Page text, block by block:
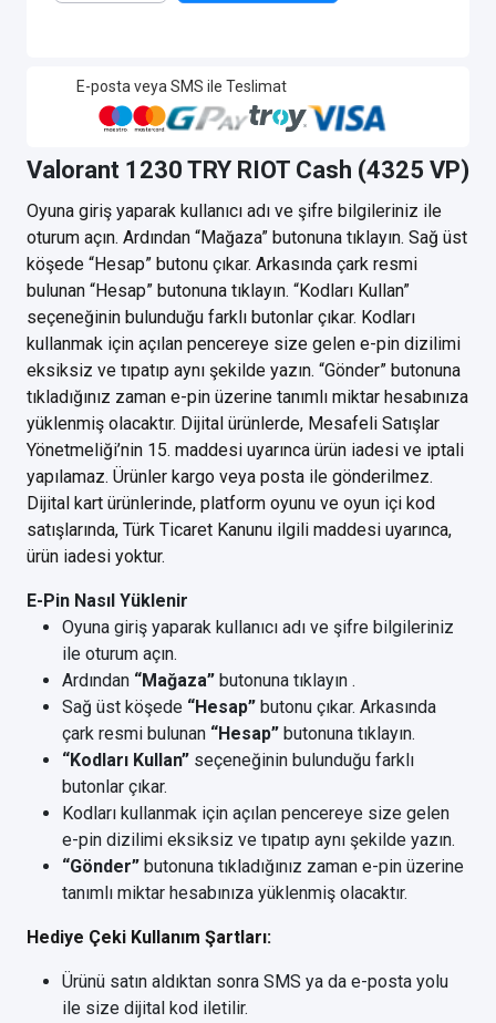
E-posta veya SMS ile Teslimat
Valorant 1230 TRY RIOT Cash (4325 VP)
Oyuna giriş yaparak kullanıcı adı ve şifre bilgileriniz ile
oturum açın. Ardından “Mağaza” butonuna tıklayın. Sağ üst
köşede “Hesap” butonu çıkar. Arkasında çark resmi
bulunan “Hesap” butonuna tıklayın. “Kodları Kullan”
seçeneğinin bulunduğu farklı butonlar çıkar. Kodları
kullanmak için açılan pencereye size gelen e-pin dizilimi
eksiksiz ve tıpatıp aynı şekilde yazın. “Gönder” butonuna
tıkladığınız zaman e-pin üzerine tanımlı miktar hesabınıza
yüklenmiş olacaktır. Dijital ürünlerde, Mesafeli Satışlar
Yönetmeliği’nin 15. maddesi uyarınca ürün iadesi ve iptali
yapılamaz. Ürünler kargo veya posta ile gönderilmez.
Dijital kart ürünlerinde, platform oyunu ve oyun içi kod
satışlarında, Türk Ticaret Kanunu ilgili maddesi uyarınca,
ürün iadesi yoktur.
E-Pin Nasıl Yüklenir
Oyuna giriş yaparak kullanıcı adı ve şifre bilgileriniz
ile oturum açın.
Ardından “Mağaza” butonuna tıklayın .
Sağ üst köşede “Hesap” butonu çıkar. Arkasında
çark resmi bulunan “Hesap” butonuna tıklayın.
“Kodları Kullan” seçeneğinin bulunduğu farklı
butonlar çıkar.
Kodları kullanmak için açılan pencereye size gelen
e-pin dizilimi eksiksiz ve tıpatıp aynı şekilde yazın.
“Gönder” butonuna tıkladığınız zaman e-pin üzerine
tanımlı miktar hesabınıza yüklenmiş olacaktır.
Hediye Çeki Kullanım Şartları:
Ürünü satın aldıktan sonra SMS ya da e-posta yolu
ile size dijital kod iletilir.